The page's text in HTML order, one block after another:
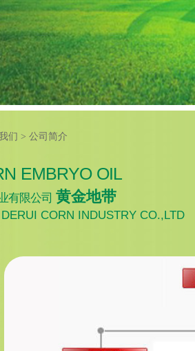
们 > 公司简介
EMBRYO OIL
有限公司 黄金地带
UI CORN INDUSTRY CO.,LTD